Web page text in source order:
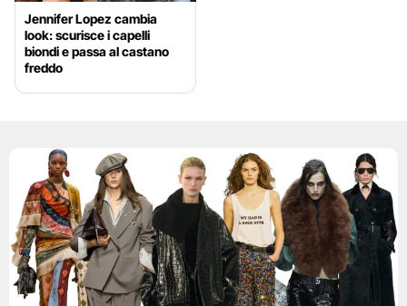
Jennifer Lopez cambia
look: scurisce i capelli
biondi e passa al castano
freddo